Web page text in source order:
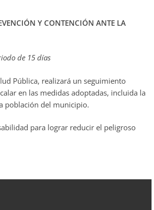
Y CONTENCIÓN ANTE LA
de 15 días
Pública, realizará un seguimiento
en las medidas adoptadas, incluida la
población del municipio.
para lograr reducir el peligroso